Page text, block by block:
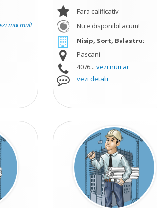
mai mult
Fara calificativ
Nu e disponibil acum!
Nisip, Sort, Balastru;
Pascani
4076... vezi numar
vezi detalii